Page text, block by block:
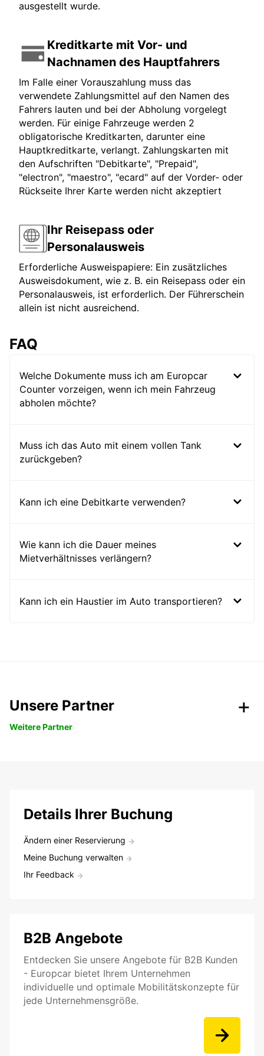
ausgestellt wurde.
Kreditkarte mit Vor- und
Nachnamen des Hauptfahrers
Im Falle einer Vorauszahlung muss das
verwendete Zahlungsmittel auf den Namen des
Fahrers lauten und bei der Abholung vorgelegt
werden. Für einige Fahrzeuge werden 2
obligatorische Kreditkarten, darunter eine
Hauptkreditkarte, verlangt. Zahlungskarten mit
den Aufschriften "Debitkarte", "Prepaid",
"electron", "maestro", "ecard" auf der Vorder- oder
Rückseite Ihrer Karte werden nicht akzeptiert
Ihr Reisepass oder
Personalausweis
Erforderliche Ausweispapiere: Ein zusätzliches
Ausweisdokument, wie z. B. ein Reisepass oder ein
Personalausweis, ist erforderlich. Der Führerschein
allein ist nicht ausreichend.
FAQ
Welche Dokumente muss ich am Europcar
Counter vorzeigen, wenn ich mein Fahrzeug
abholen möchte?
Muss ich das Auto mit einem vollen Tank
zurückgeben?
Kann ich eine Debitkarte verwenden?
Wie kann ich die Dauer meines
Mietverhältnisses verlängern?
Kann ich ein Haustier im Auto transportieren?
Unsere Partner
Weitere Partner
Details Ihrer Buchung
Ändern einer Reservierung
Meine Buchung verwalten
Ihr Feedback
B2B Angebote
Entdecken Sie unsere Angebote für B2B Kunden
- Europcar bietet Ihrem Unternehmen
individuelle und optimale Mobilitätskonzepte für
jede Unternehmensgröße.